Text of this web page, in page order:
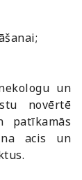
un
novērtē
patīkamās
acis un